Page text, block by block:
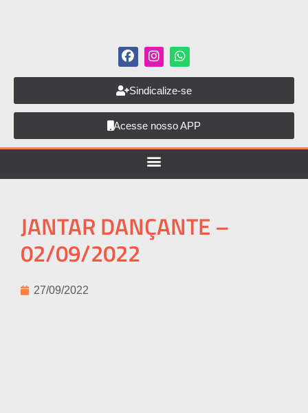
Sindicalize-se
Acesse nosso APP
JANTAR DANÇANTE –
02/09/2022
27/09/2022